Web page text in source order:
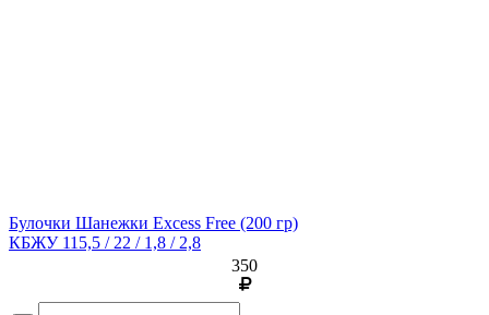
Булочки Шанежки Excess Free (200 гр)
КБЖУ 115,5 / 22 / 1,8 / 2,8
350